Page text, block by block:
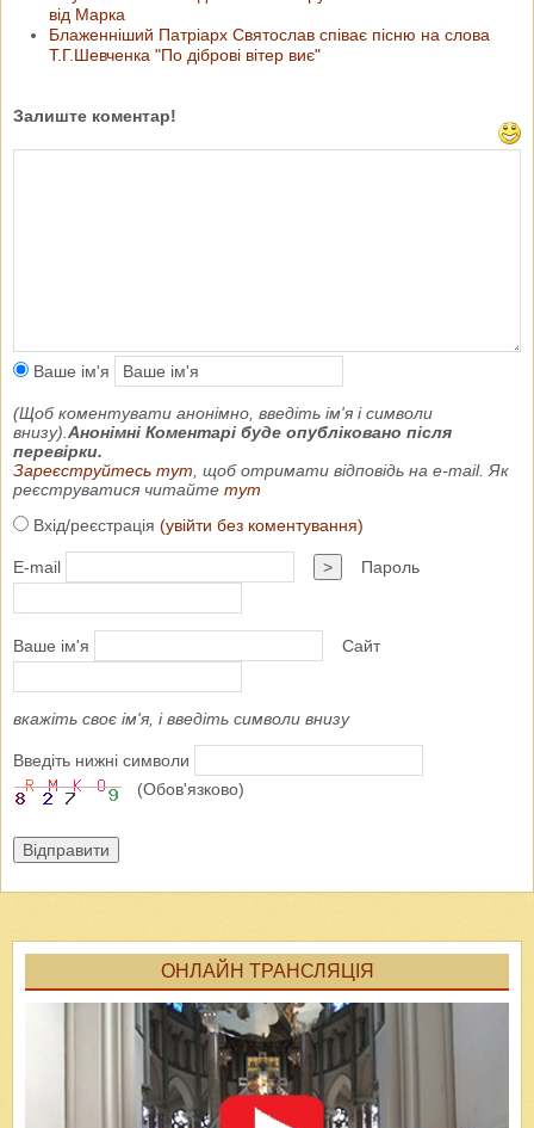
від Марка
Блаженніший Патріарх Святослав співає пісню на слова
Т.Г.Шевченка "По діброві вітер виє"
Залиште коментар!
Ваше ім'я
(Щоб коментувати анонімно, введіть ім'я і символи
внизу). Анонімні Коментарі буде опубліковано після
перевірки.
Зареєструйтесь тут , щоб отримати відповідь на e-mail. Як
реєструватися читайте тут
Вхід/реєстрація (увійти без коментування)
E-mail > Пароль
Ваше ім'я Сайт
вкажіть своє ім'я, і введіть символи внизу
Введіть нижні символи
(Обов'язково)
Відправити
ОНЛАЙН ТРАНСЛЯЦІЯ